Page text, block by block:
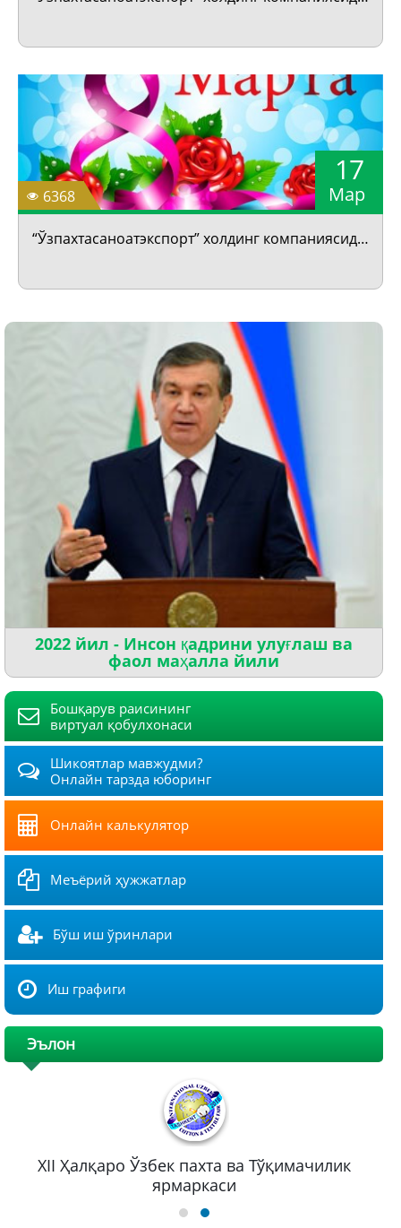
6368
17
Мар
“Ўзпахтасаноатэкспорт” холдинг компаниясида Хотин-қизлар байрамига бағишланган тадбир ўтказилди
2022 йил - Инсон қадрини улуғлаш ва
фаол маҳалла йили
Бошқарув раисининг
виртуал қобулхонаси
Шикоятлар мавжудми?
Онлайн тарзда юборинг
Онлайн калькулятор
Меъёрий ҳужжатлар
Бўш иш ўринлари
Иш графиги
Эълон
XII Ҳалқаро Ўзбек пахта ва Тўқимачилик
ярмаркаси